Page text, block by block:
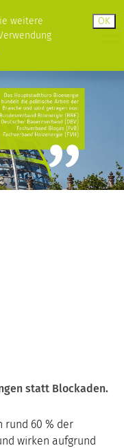
weitere
statt Blockaden.
rund 60 % der
wirken aufgrund